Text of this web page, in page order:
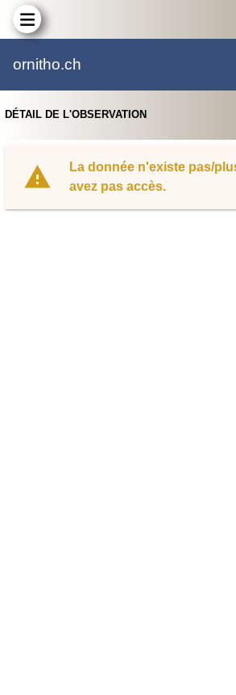
ornitho.ch
DÉTAIL DE L'OBSERVATION
La donnée n'existe pas/
avez pas accès.